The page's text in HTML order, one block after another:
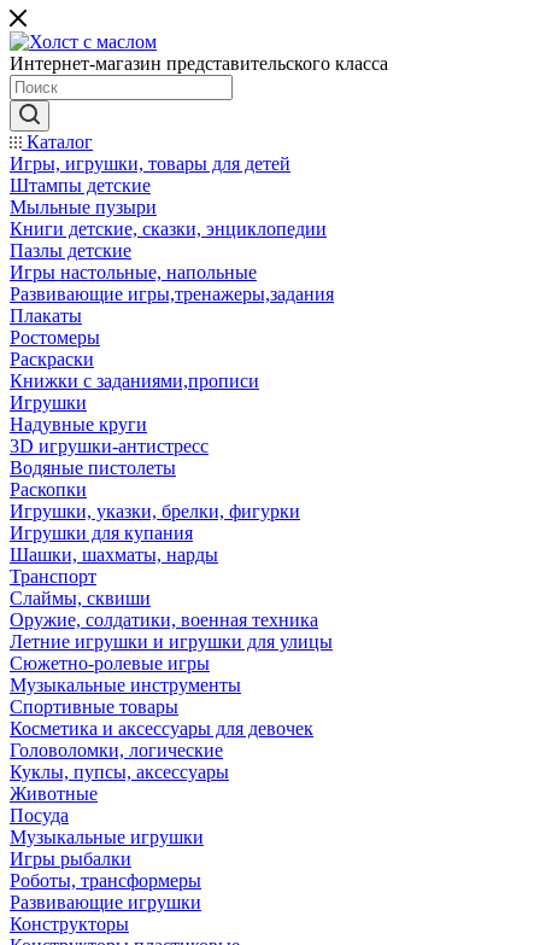
Интернет-магазин представительского класса
Каталог
Игры, игрушки, товары для детей
Штампы детские
Мыльные пузыри
Книги детские, сказки, энциклопедии
Пазлы детские
Игры настольные, напольные
Развивающие игры,тренажеры,задания
Плакаты
Ростомеры
Раскраски
Книжки с заданиями,прописи
Игрушки
Надувные круги
3D игрушки-антистресс
Водяные пистолеты
Раскопки
Игрушки, указки, брелки, фигурки
Игрушки для купания
Шашки, шахматы, нарды
Транспорт
Слаймы, сквиши
Оружие, солдатики, военная техника
Летние игрушки и игрушки для улицы
Сюжетно-ролевые игры
Музыкальные инструменты
Спортивные товары
Косметика и аксессуары для девочек
Головоломки, логические
Куклы, пупсы, аксессуары
Животные
Посуда
Музыкальные игрушки
Игры рыбалки
Роботы, трансформеры
Развивающие игрушки
Конструкторы